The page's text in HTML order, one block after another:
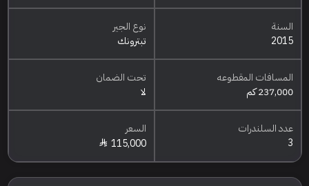
السنة
2015
نوع الجير
تبترونك
المسافات المقطوعه
237,000 كم
تحت الضمان
لا
عدد السلندرات
3
السعر
115,000